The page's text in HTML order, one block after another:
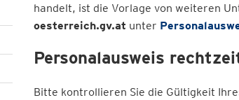
handelt, ist die Vorlage von weiteren
oesterreich.gv.at unter
Personalausweis
Bitte kontrollieren Sie die Gültigkeit